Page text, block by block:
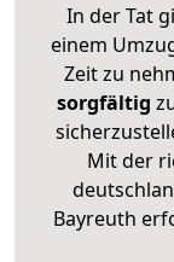
In der Tat
einem
Zeit zu
sorgfältig
Mit der
Bayreuth